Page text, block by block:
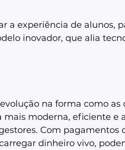
a experiência de alunos,
inovador, que alia
na forma como as
moderna, eficiente e
Com pagamentos
dinheiro vivo,